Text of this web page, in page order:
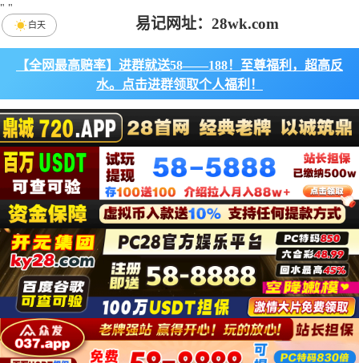
易记网址：28wk.com
白天
" "